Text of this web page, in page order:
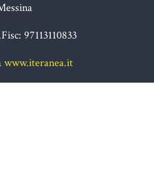
97113110833
www.iteranea.it